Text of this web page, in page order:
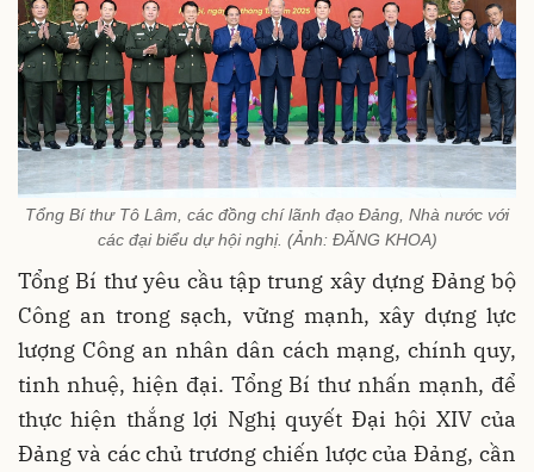
Tổng Bí thư Tô Lâm, các đồng chí lãnh đạo Đảng, Nhà nước với
các đại biểu dự hội nghị. (Ảnh: ĐĂNG KHOA)
Tổng Bí thư yêu cầu tập trung xây dựng Đảng bộ
Công an trong sạch, vững mạnh, xây dựng lực
lượng Công an nhân dân cách mạng, chính quy,
tinh nhuệ, hiện đại. Tổng Bí thư nhấn mạnh, để
thực hiện thắng lợi Nghị quyết Đại hội XIV của
Đảng và các chủ trương chiến lược của Đảng, cần